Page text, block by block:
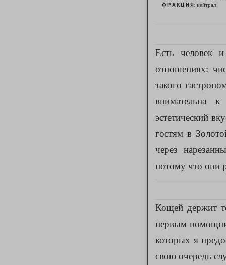
Ф Р А К Ц И Я : нейтрал
Есть человек
отношениях:
такого
внимательна
эстетический
гостям в
через
потому что они
Кощей держит
первым
которых я
свою очередь